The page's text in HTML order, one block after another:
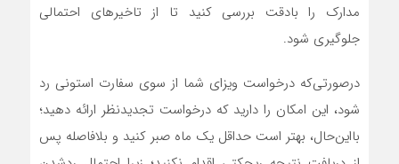
مدارک را بادقت بررسی کنید تا از تاخیرهای احتمالی
جلوگیری شود.
درصورتی‌که درخواست ویزای شما از سوی سفارت استونی رد
شود، این امکان را دارید که درخواست تجدیدنظر ارائه دهید؛
بااین‌حال، بهتر است حداقل یک ماه صبر کنید و بلافاصله پس